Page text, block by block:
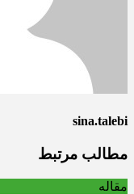
sina.talebi
مطالب مرتبط
مقاله